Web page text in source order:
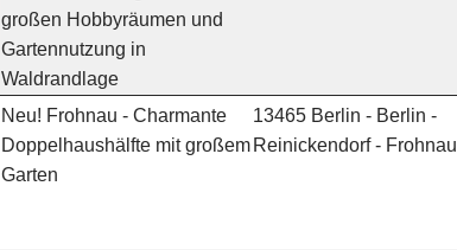
großen Hobbyräumen und
Gartennutzung in
Waldrandlage
Neu! Frohnau - Charmante
Doppelhaushälfte mit großem
Garten
13465 Berlin - Berlin -
Reinickendorf - Frohnau